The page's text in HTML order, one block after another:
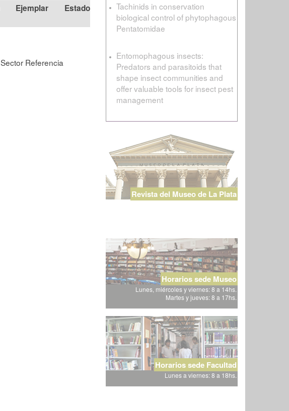
Estado
Sector Referencia
Tachinids in conservation
biological control of phytophagous
Pentatomidae
Entomophagous insects:
Predators and parasitoids that
shape insect communities and
offer valuable tools for insect pest
management
Revista del Museo de La Plata
Horarios sede Museo
Lunes, miércoles y viernes: 8 a 14hs.
Martes y jueves: 8 a 17hs.
Horarios sede Facultad
Lunes a viernes: 8 a 18hs.